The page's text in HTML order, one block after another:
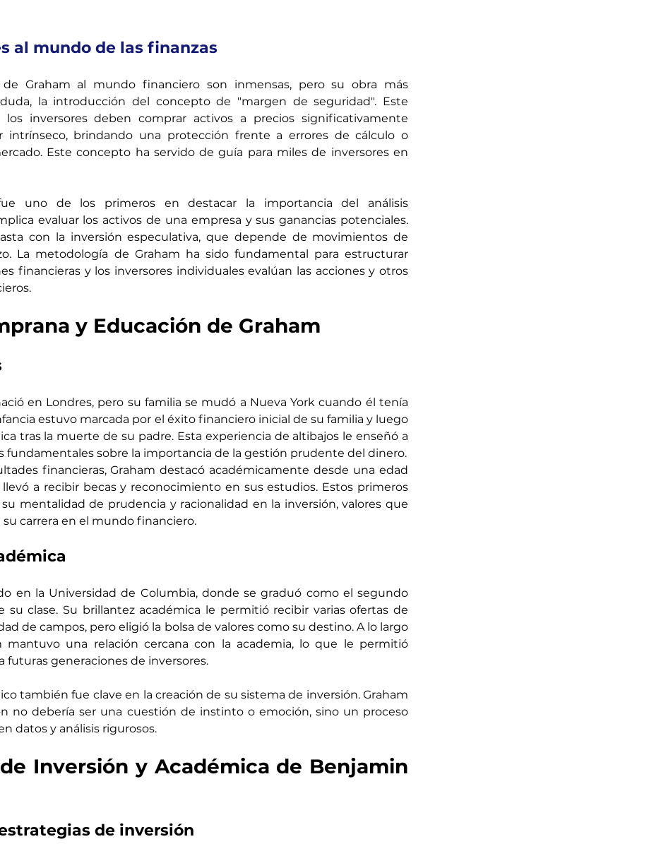
al mundo de las finanzas
de Graham al mundo financiero son inmensas, pero su obra más
la introducción del concepto de "margen de seguridad". Este
inversores deben comprar activos a precios significativamente
intrínseco, brindando una protección frente a errores de cálculo o
Este concepto ha servido de guía para miles de inversores en
uno de los primeros en destacar la importancia del análisis
evaluar los activos de una empresa y sus ganancias potenciales.
con la inversión especulativa, que depende de movimientos de
La metodología de Graham ha sido fundamental para estructurar
financieras y los inversores individuales evalúan las acciones y otros
y Educación de Graham
en Londres, pero su familia se mudó a Nueva York cuando él tenía
estuvo marcada por el éxito financiero inicial de su familia y luego
tras la muerte de su padre. Esta experiencia de altibajos le enseñó a
fundamentales sobre la importancia de la gestión prudente del dinero.
financieras, Graham destacó académicamente desde una edad
a recibir becas y reconocimiento en sus estudios. Estos primeros
mentalidad de prudencia y racionalidad en la inversión, valores que
su carrera en el mundo financiero.
en la Universidad de Columbia, donde se graduó como el segundo
su clase. Su brillantez académica le permitió recibir varias ofertas de
de campos, pero eligió la bolsa de valores como su destino. A lo largo
mantuvo una relación cercana con la academia, lo que le permitió
futuras generaciones de inversores.
también fue clave en la creación de su sistema de inversión. Graham
no debería ser una cuestión de instinto o emoción, sino un proceso
datos y análisis rigurosos.
Inversión y Académica de Benjamin
de inversión